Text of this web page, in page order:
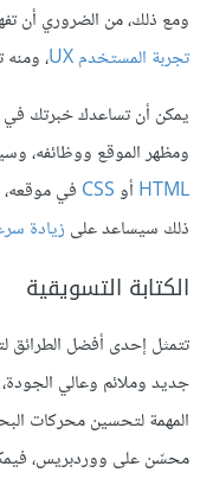
ومع ذلك، من الضروري أن
تجربة المستخدم UX
،
يمكن أن تساعدك خبرتك في
ومظهر الموقع ووظائفه،
HTML أوCSS في موقعه،
ذلك سيساعد على زيادة
الكتابة التسويقية
تتمثل إحدى أفضل
جديد وملائم وعالي الجودة،
المهمة لتحسين محركات
محسّن على ووردبريس،